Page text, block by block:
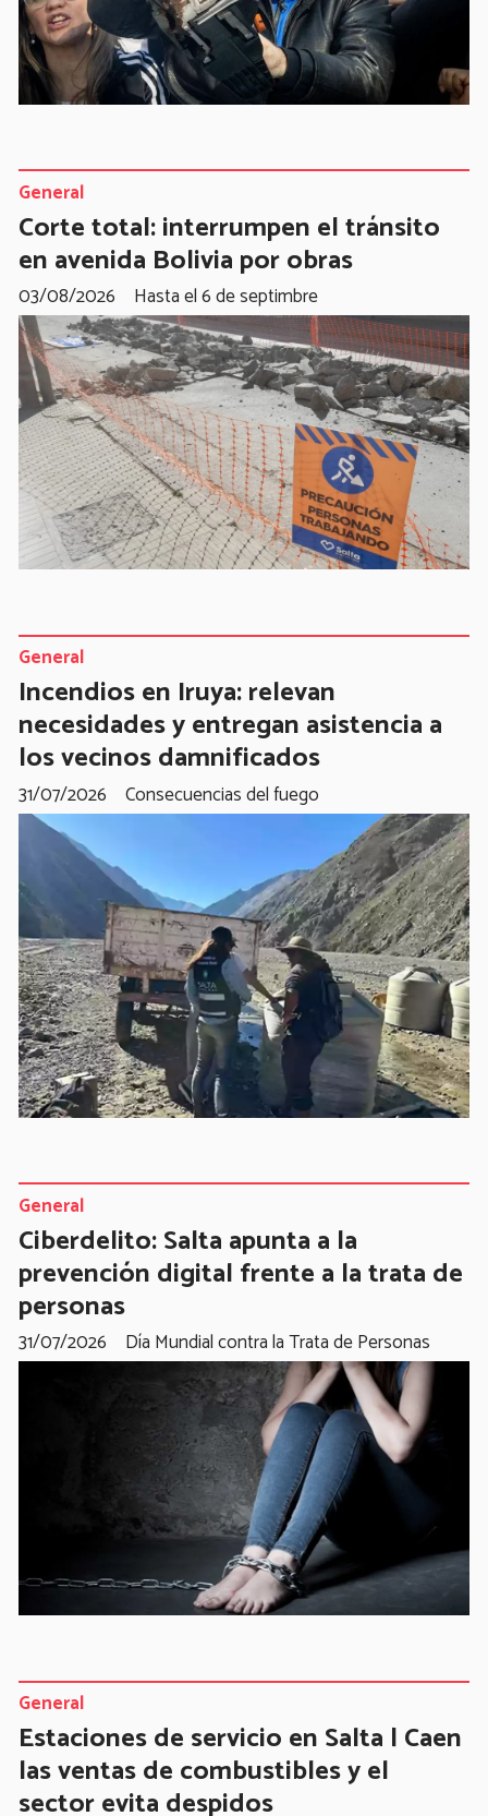
Corte total: interrumpen el tránsito
en avenida Bolivia por obras
Hasta el 6 de septimbre
General
03/08/2026
Incendios en Iruya: relevan
necesidades y entregan asistencia a
los vecinos damnificados
Consecuencias del fuego
General
31/07/2026
Ciberdelito: Salta apunta a la
prevención digital frente a la trata de
personas
Día Mundial contra la Trata de Personas
General
31/07/2026
Estaciones de servicio en Salta | Caen
las ventas de combustibles y el
sector evita despidos
General